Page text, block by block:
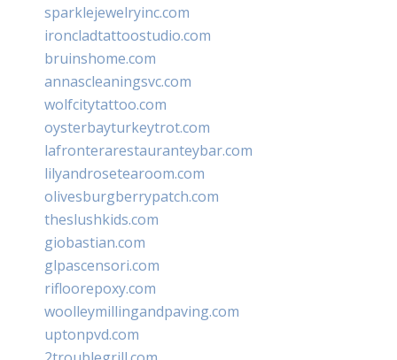
sparklejewelryinc.com
ironcladtattoostudio.com
bruinshome.com
annascleaningsvc.com
wolfcitytattoo.com
oysterbayturkeytrot.com
lafronterarestauranteybar.com
lilyandrosetearoom.com
olivesburgberrypatch.com
theslushkids.com
giobastian.com
glpascensori.com
rifloorepoxy.com
woolleymillingandpaving.com
uptonpvd.com